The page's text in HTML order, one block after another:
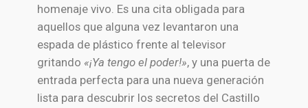
homenaje vivo. Es una cita obligada para
aquellos que alguna vez levantaron una
espada de plástico frente al televisor
gritando «¡Ya tengo el poder!», y una puerta de
entrada perfecta para una nueva generación
lista para descubrir los secretos del Castillo